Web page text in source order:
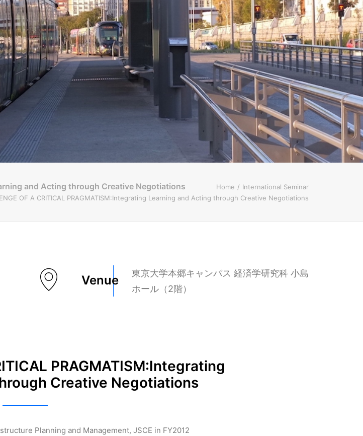
and Acting through Creative Negotiations Home
International Seminar
OF A CRITICAL PRAGMATISM:Integrating Learning and Acting through Creative Negotiations
Venue
東京大学本郷キャンパス 経済学研究科 小島
ホール（2階）
PRAGMATISM:Integrating
Creative Negotiations
Planning and Management, JSCE in FY2012